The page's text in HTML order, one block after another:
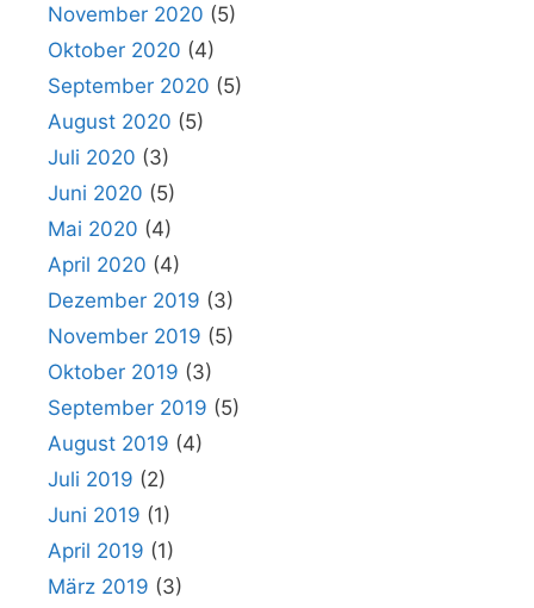
November 2020 (5)
Oktober 2020 (4)
September 2020 (5)
August 2020 (5)
Juli 2020 (3)
Juni 2020 (5)
Mai 2020 (4)
April 2020 (4)
Dezember 2019 (3)
November 2019 (5)
Oktober 2019 (3)
September 2019 (5)
August 2019 (4)
Juli 2019 (2)
Juni 2019 (1)
April 2019 (1)
März 2019 (3)